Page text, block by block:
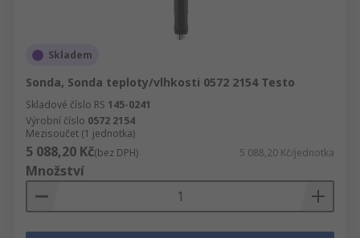
Skladem
Sonda, Sonda teploty/vlhkosti 0572 2154 Testo
Skladové číslo RS 145-0241
Výrobní číslo 0572 2154
Mezisoučet (1 jednotka)
5 088,20 Kč(bez DPH) 5 088,20 Kč/jednotka
Množství